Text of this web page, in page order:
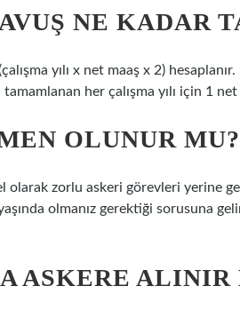
NE KADAR
yılı x net maaş x 2)
her çalışma yılı için 1
OLUNUR MU?
olarak zorlu askeri görevleri yerine
olmanız gerektiği sorusuna
ASKERE ALINIR